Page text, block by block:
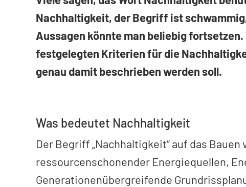
Nachhaltigkeit, der Begriff ist
Aussagen könnte man beliebig
festgelegten Kriterien für die
genau damit beschrieben werden soll.
Was bedeutet Nachhaltigkeit
Der Begriff „Nachhaltigkeit“ auf das
ressourcenschonender Energiequellen,
Generationenübergreifende